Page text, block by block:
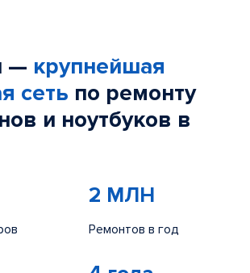
— крупнейшая
сеть по ремонту
и ноутбуков в
2 МЛН
Ремонтов в год